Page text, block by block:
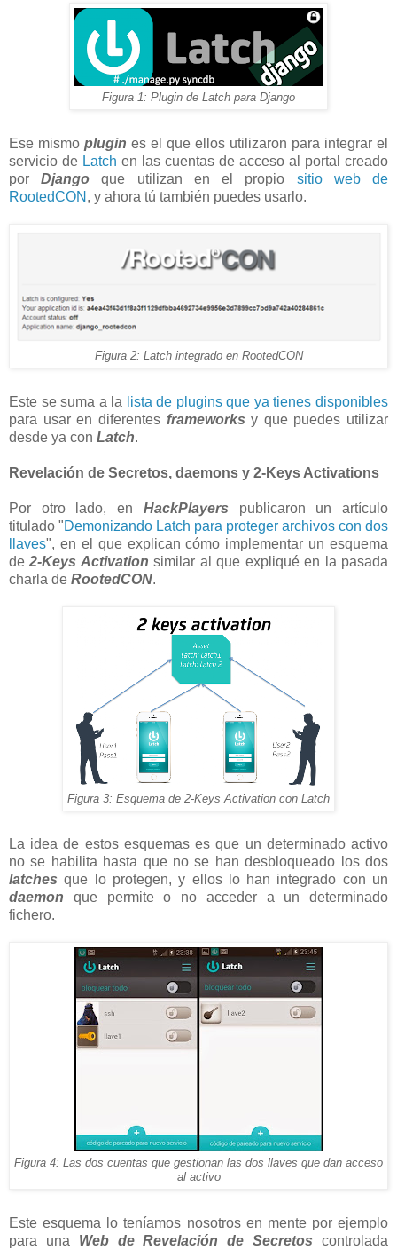
Figura 1: Plugin de Latch para Django
Ese mismo plugin es el que ellos utilizaron para integrar el
servicio de Latch en las cuentas de acceso al portal creado
porDjango que utilizan en el propio sitio web de
RootedCON , y ahora tú también puedes usarlo.
Figura 2: Latch integrado en RootedCON
Este se suma a la
lista de plugins que ya tienes disponibles
para usar en diferentes frameworks y que puedes utilizar
desde ya con Latch.
Revelación de Secretos, daemons y 2-Keys Activations
Por otro lado, en HackPlayers publicaron un artículo
titulado "Demonizando Latch para proteger archivos con dos
llaves", en el que explican cómo implementar un esquema
de2-Keys Activation similar al que expliqué en la pasada
charla de RootedCON.
Figura 3: Esquema de 2-Keys Activation con Latch
La idea de estos esquemas es que un determinado activo
no se habilita hasta que no se han desbloqueado los dos
latches que lo protegen, y ellos lo han integrado con un
daemon que permite o no acceder a un determinado
fichero.
Figura 4: Las dos cuentas que gestionan las dos llaves que dan acceso
al activo
Este esquema lo teníamos nosotros en mente por ejemplo
para una Web de Revelación de Secretos controlada